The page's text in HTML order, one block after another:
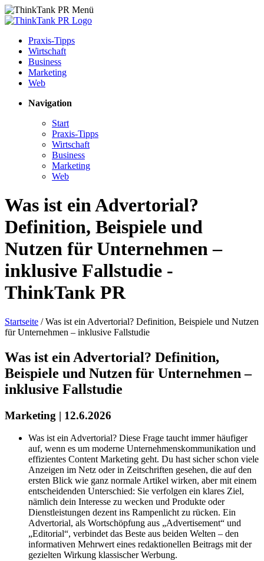
Praxis-Tipps
Wirtschaft
Business
Marketing
Web
Navigation
Start
Praxis-Tipps
Wirtschaft
Business
Marketing
Web
Was ist ein Advertorial?
Definition, Beispiele und
Nutzen für Unternehmen –
inklusive Fallstudie -
ThinkTank PR
Startseite / Was ist ein Advertorial? Definition, Beispiele und Nutzen
für Unternehmen – inklusive Fallstudie
Was ist ein Advertorial? Definition,
Beispiele und Nutzen für Unternehmen –
inklusive Fallstudie
Marketing | 12.6.2026
Was ist ein Advertorial? Diese Frage taucht immer häufiger
auf, wenn es um moderne Unternehmenskommunikation und
effizientes Content Marketing geht. Du hast sicher schon viele
Anzeigen im Netz oder in Zeitschriften gesehen, die auf den
ersten Blick wie ganz normale Artikel wirken, aber mit einem
entscheidenden Unterschied: Sie verfolgen ein klares Ziel,
nämlich dein Interesse zu wecken und Produkte oder
Dienstleistungen dezent ins Rampenlicht zu rücken. Ein
Advertorial, als Wortschöpfung aus „Advertisement“ und
„Editorial“, verbindet das Beste aus beiden Welten – den
informativen Mehrwert eines redaktionellen Beitrags mit der
gezielten Wirkung klassischer Werbung.